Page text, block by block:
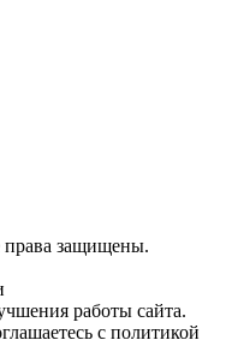
защищены.
работы сайта.
с политикой